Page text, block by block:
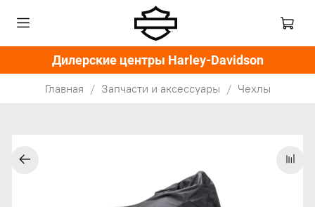
Дилерские центры Harley-Davidson
Главная Запчасти и аксессуары Чехлы